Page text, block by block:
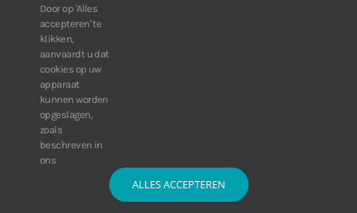
160.74 MB
Software IDIS Discovery V4.8.1
13.87 MB
» Bekijk meer downloads
© Copyright 2016 -
2026 | IDIS Synergy BV | Alle rechten voorbehouden |
Algemene voorwaarden
|Privacy
Door op 'Alles
accepteren' te
klikken,
aanvaardt u dat
cookies op uw
apparaat
kunnen worden
opgeslagen,
zoals
beschreven in
ons
ALLES ACCEPTEREN